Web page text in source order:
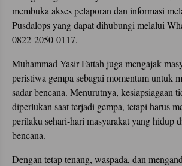
membuka akses pelaporan dan informasi
Pusdalops yang dapat dihubungi melalui
0822-2050-0117.
Muhammad Yasir Fattah juga mengajak
peristiwa gempa sebagai momentum untuk
sadar bencana. Menurutnya, kesiapsiagaan
diperlukan saat terjadi gempa, tetapi harus
perilaku sehari-hari masyarakat yang hidup
bencana.
Dengan tetap tenang, waspada, dan